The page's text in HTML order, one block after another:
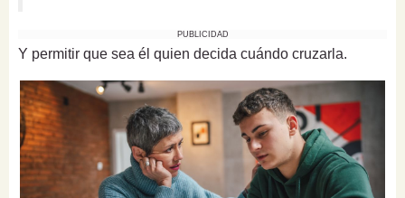
PUBLICIDAD
Y permitir que sea él quien decida cuándo cruzarla.